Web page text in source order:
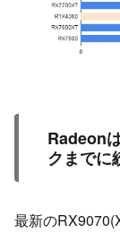
Radeon
クまでに
最新の